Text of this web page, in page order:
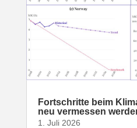
Fort­schritte beim
neu vermessen
1. Juli 2026